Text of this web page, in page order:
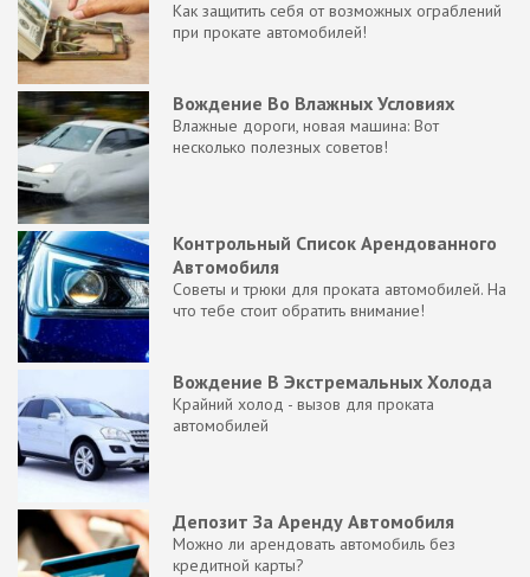
Как защитить себя от возможных ограблений
при прокате автомобилей!
Вождение Во Влажных Условиях
Влажные дороги, новая машина: Вот
несколько полезных советов!
Контрольный Список Арендованного
Автомобиля
Советы и трюки для проката автомобилей. На
что тебе стоит обратить внимание!
Вождение В Экстремальных Холода
Крайний холод - вызов для проката
автомобилей
Депозит За Аренду Автомобиля
Можно ли арендовать автомобиль без
кредитной карты?